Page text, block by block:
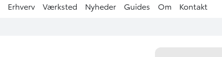
Erhverv Værksted Nyheder Guides Om Kontakt